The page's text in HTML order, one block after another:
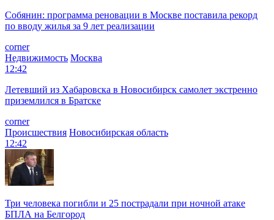
Собянин: программа реновации в Москве поставила рекорд
по вводу жилья за 9 лет реализации
corner
Недвижимость Москва
12:42
Летевший из Хабаровска в Новосибирск самолет экстренно
приземлился в Братске
corner
Происшествия Новосибирская область
12:42
Три человека погибли и 25 пострадали при ночной атаке
БПЛА на Белгород